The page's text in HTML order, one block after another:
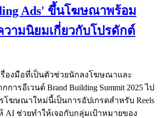
Ads' ขึ้นโฆษณาพร้อม
ามนิยมเกี่ยวกับโปรดักต์
รื่องมือที่เป็นตัวช่วยนักลงโฆษณาและ
ารอีเวนต์ Brand Building Summit 2025 ไป
โฆษณาใหม่นี้เป็นการอัปเกรดสำหรับ Reels
ห้ AI ช่วยทำให้เจอกับกลุ่มเป้าหมายของ